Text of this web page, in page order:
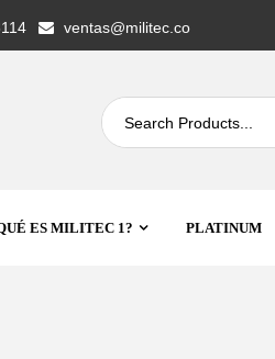
ventas@militec.co
ES MILITEC 1? PLATINUM